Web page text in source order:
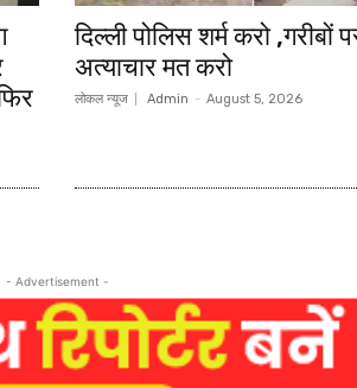
दिल्ली पोलिस शर्म करो ,गरीबों
अत्याचार मत करो
लोकल न्यूज Admin - August 5, 2026
- Advertisement -